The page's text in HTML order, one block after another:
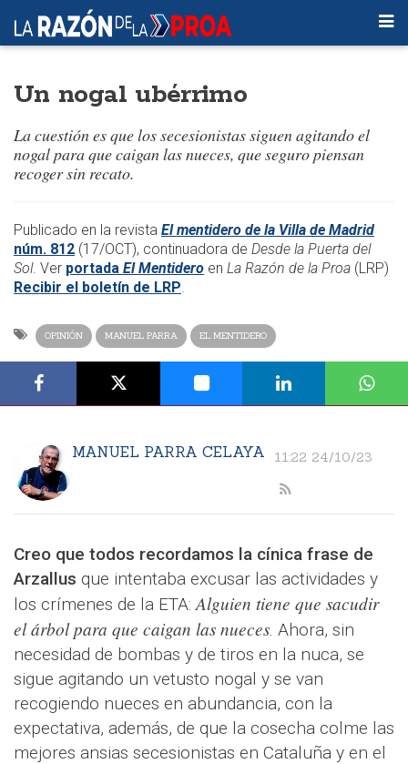
Un nogal ubérrimo
La cuestión es que los secesionistas siguen agitando el
nogal para que caigan las nueces, que seguro piensan
recoger sin recato.
​​Publicado en la revista El mentidero de la Villa de Madrid
núm. 812 (17/OCT), continuadora de Desde la Puerta del
Sol. Ver portada El Mentidero en La Razón de la Proa (LRP)
Recibir el boletín de LRP.
OPINIÓN MANUEL PARRA EL MENTIDERO
MANUEL PARRA CELAYA 11:22 24/10/23
Creo que todos recordamos la cínica frase de
Arzallus que intentaba excusar las actividades y
los crímenes de la ETA:Alguien tiene que sacudir
el árbol para que caigan las nueces. Ahora, sin
necesidad de bombas y de tiros en la nuca, se
sigue agitando un vetusto nogal y se van
recogiendo nueces en abundancia, con la
expectativa, además, de que la cosecha colme las
mejores ansias secesionistas en Cataluña y en el